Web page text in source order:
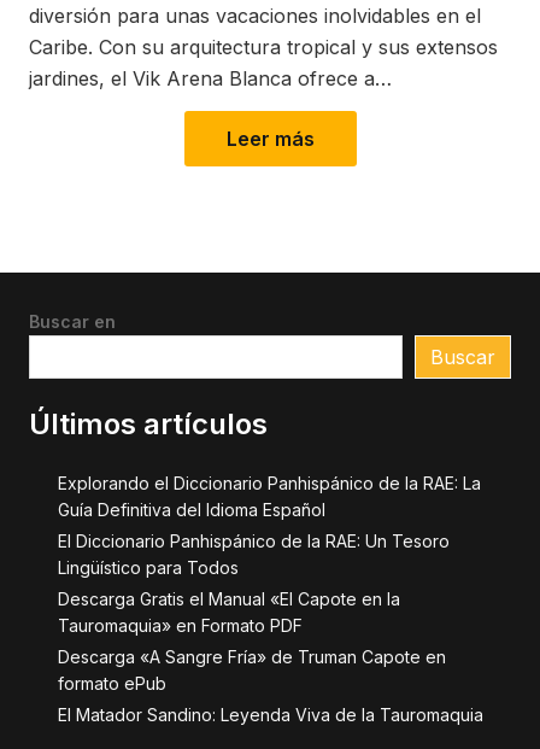
diversión para unas vacaciones inolvidables en el
Caribe. Con su arquitectura tropical y sus extensos
jardines, el Vik Arena Blanca ofrece a…
Leer más
Buscar en
Buscar
Últimos artículos
Explorando el Diccionario Panhispánico de la RAE: La
Guía Definitiva del Idioma Español
El Diccionario Panhispánico de la RAE: Un Tesoro
Lingüístico para Todos
Descarga Gratis el Manual «El Capote en la
Tauromaquia» en Formato PDF
Descarga «A Sangre Fría» de Truman Capote en
formato ePub
El Matador Sandino: Leyenda Viva de la Tauromaquia